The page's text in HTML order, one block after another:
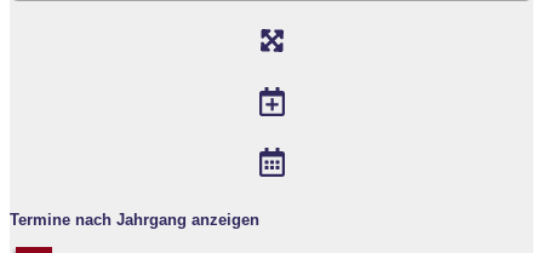
Termine nach Jahrgang anzeigen